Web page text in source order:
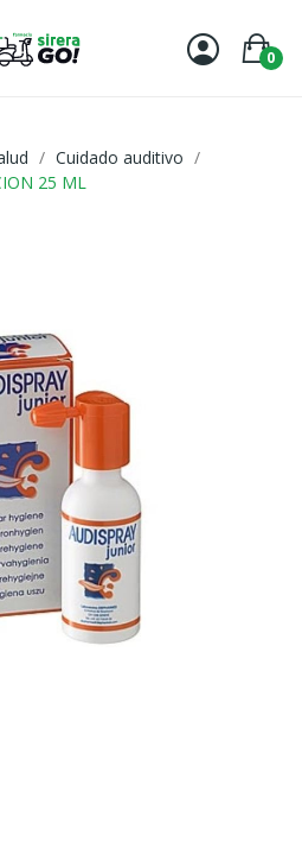
0
Cuidado auditivo
25 ML